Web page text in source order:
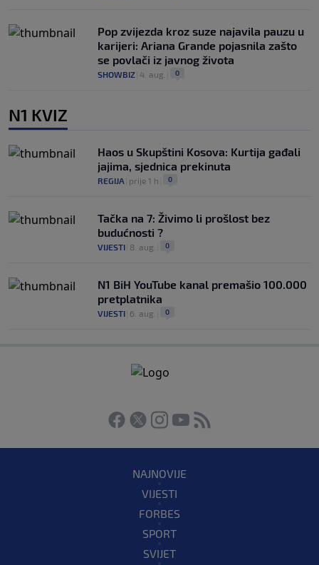
Pop zvijezda kroz suze najavila pauzu u
karijeri: Ariana Grande pojasnila zašto
se povlači iz javnog života
SHOWBIZ 4. aug. 0
N1 KVIZ
Haos u Skupštini Kosova: Kurtija gađali
jajima, sjednica prekinuta
REGIJA prije 1 h 0
Tačka na 7: Živimo li prošlost bez
budućnosti ?
VIJESTI 8. aug. 0
N1 BiH YouTube kanal premašio 100.000
pretplatnika
VIJESTI 6. aug. 0
NAJNOVIJE
VIJESTI
FORBES
SPORT
SVIJET